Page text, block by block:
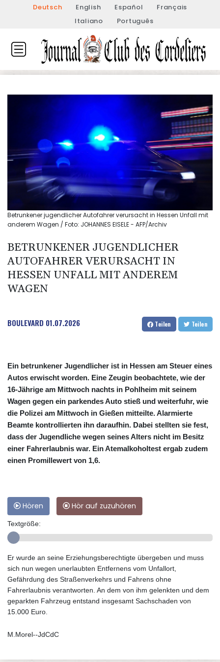
Deutsch English Español
Français
Italiano
Português
Betrunkener jugendlicher Autofahrer verursacht in Hessen Unfall mit
anderem Wagen / Foto: JOHANNES EISELE - AFP/Archiv
BETRUNKENER JUGENDLICHER
AUTOFAHRER VERURSACHT IN
HESSEN UNFALL MIT ANDEREM
WAGEN
BOULEVARD 01.07.2026 Teilen Teilen
Ein betrunkener Jugendlicher ist in Hessen am Steuer eines
Autos erwischt worden. Eine Zeugin beobachtete, wie der
16-Jährige am Mittwoch nachts in Pohlheim mit seinem
Wagen gegen ein parkendes Auto stieß und weiterfuhr, wie
die Polizei am Mittwoch in Gießen mitteilte. Alarmierte
Beamte kontrollierten ihn daraufhin. Dabei stellten sie fest,
dass der Jugendliche wegen seines Alters nicht im Besitz
einer Fahrerlaubnis war. Ein Atemalkoholtest ergab zudem
einen Promillewert von 1,6.
Hören Hör auf zuzuhören
Textgröße:
Er wurde an seine Erziehungsberechtigte übergeben und muss
sich nun wegen unerlaubten Entfernens vom Unfallort,
Gefährdung des Straßenverkehrs und Fahrens ohne
Fahrerlaubnis verantworten. An dem von ihm gelenkten und dem
geparkten Fahrzeug entstand insgesamt Sachschaden von
15.000 Euro.
M.Morel--JdCdC